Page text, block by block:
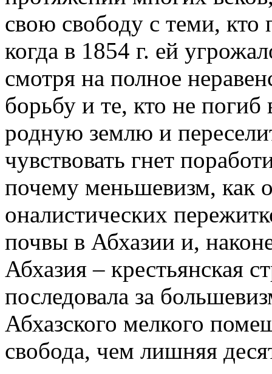
свою сво­боду с теми, кто
когда в 1854 г. ей
смотря на полное
борьбу и те, кто не
родную землю и
чувствовать гнет
почему меньшевизм, как
оналистических
почвы в Абхазии и,
Абхазия – крестьян­ская
последовала за
Абхазского мелкого
свобода, чем лишняя